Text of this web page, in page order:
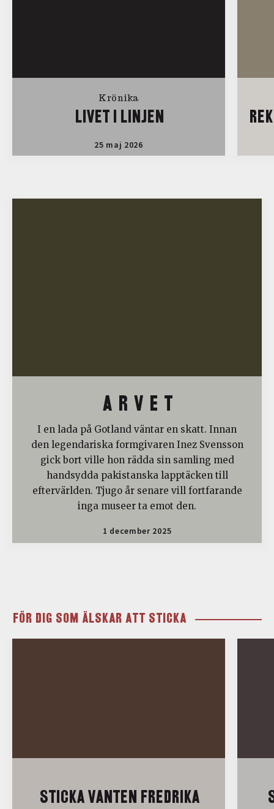
Krönika
LIVET I LINJEN
25 maj 2026
A R V E T
I en lada på Gotland väntar en skatt. Innan
den legendariska formgivaren Inez Svensson
gick bort ville hon rädda sin samling med
handsydda pakistanska lapptäcken till
eftervärlden. Tjugo år senare vill fortfarande
inga museer ta emot den.
1 december 2025
FÖR DIG SOM ÄLSKAR ATT STICKA
STICKA VANTEN FREDRIKA